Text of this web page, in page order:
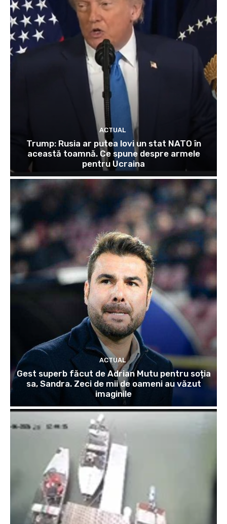
ACTUAL
Trump: Rusia ar putea lovi un stat NATO în
această toamnă. Ce spune despre armele
pentru Ucraina
ACTUAL
Gest superb făcut de Adrian Mutu pentru soția
sa, Sandra. Zeci de mii de oameni au văzut
imaginile